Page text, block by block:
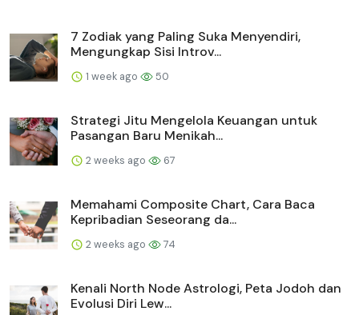
7 Zodiak yang Paling Suka Menyendiri,
Mengungkap Sisi Introv...
1 week ago 50
Strategi Jitu Mengelola Keuangan untuk
Pasangan Baru Menikah...
2 weeks ago 67
Memahami Composite Chart, Cara Baca
Kepribadian Seseorang da...
2 weeks ago 74
Kenali North Node Astrologi, Peta Jodoh dan
Evolusi Diri Lew...